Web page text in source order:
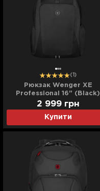
(1)
Рюкзак Wenger XE
Professional 16" (Black)
Купити
2 999 грн